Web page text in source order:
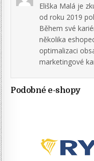
Eliška Malá je
od roku 2019
Během své
několika
optimalizaci
marketingové
Podobné e-shopy